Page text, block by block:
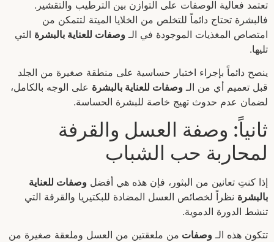
تعتمد فعالية الوصفات على التوازن بين الترطيب والتقشير.
فالبشرة تحتاج دائماً للتخلص من الخلايا الميتة لتتمكن من
امتصاص المغذيات الموجودة في الـ وصفات للعناية بالبشرة التي
تليها.
ينصح دائماً بإجراء اختبار حساسية على منطقة صغيرة من الجلد
قبل تعميم أي من الـ وصفات للعناية بالبشرة على الوجه بالكامل،
لضمان عدم حدوث تهيج خاصة للبشرة الحساسة.
ثانياً: وصفة العسل والقرفة
لمحاربة حب الشباب
إذا كنتِ تعانين من البثور، فإن هذه هي أفضل وصفات للعناية
بالبشرة نظراً لخصائص العسل المضادة للبكتيريا والقرفة التي
تنشط الدورة الدموية.
تتكون هذه الـ وصفات من ملعقتين من العسل وملعقة صغيرة من